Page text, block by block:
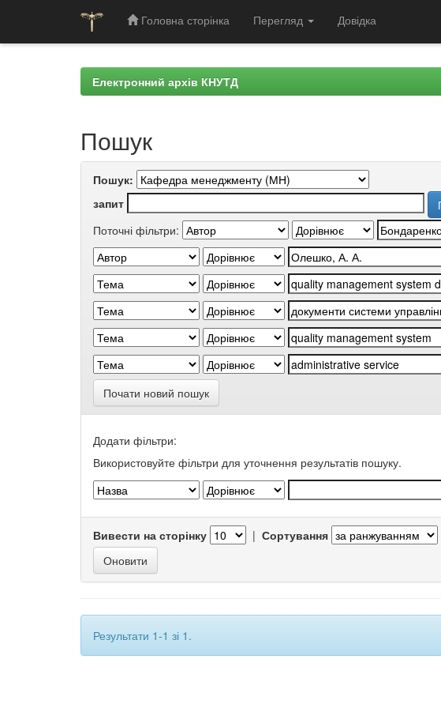
Головна сторінка Перегляд Довідка
Електронний архів КНУТД
Пошук
Пошук:
запит
Поточні фільтри:
Почати новий пошук
Додати фільтри:
Використовуйте фільтри для уточнення результатів пошуку.
Вивести на сторінку | Сортування
Результати 1-1 зі 1.